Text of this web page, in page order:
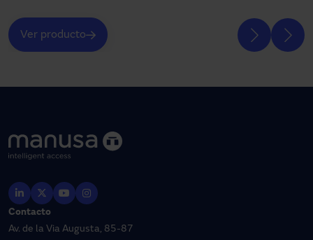
Ver producto
Contacto
Av. de la Via Augusta, 85-87